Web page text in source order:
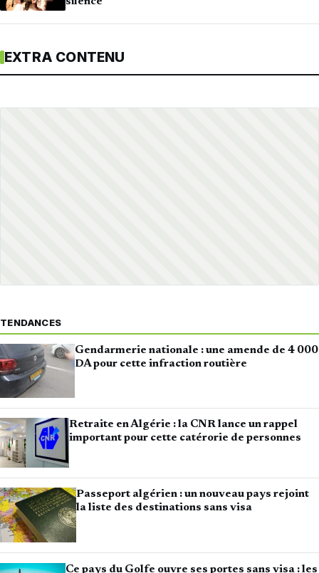
EXTRA CONTENU
TENDANCES
Gendarmerie nationale : une amende de 4 000
DA pour cette infraction routière
Retraite en Algérie : la CNR lance un rappel
important pour cette catérorie de personnes
Passeport algérien : un nouveau pays rejoint
la liste des destinations sans visa
Ce pays du Golfe ouvre ses portes sans visa : les